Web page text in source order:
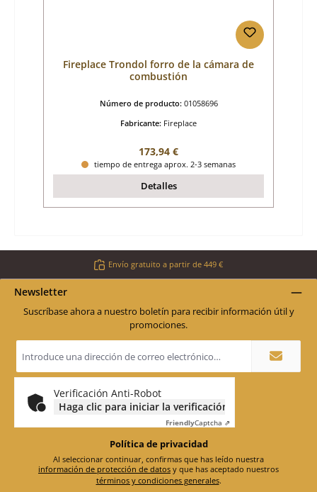
Fireplace Trondol forro de la cámara de
combustión
Número de producto: 01058696
Fabricante: Fireplace
Precio normal:
173,94 €
tiempo de entrega aprox. 2-3 semanas
Detalles
Envío gratuito a partir de 449 €
Newsletter
Suscríbase ahora a nuestro boletín para recibir información útil y
promociones.
de
correo
electrónico
Verificación Anti-Robot
Haga clic para iniciar la verificación
FriendlyCaptcha ⇗
Política de privacidad
información de protección de datos
términos y condiciones generales.